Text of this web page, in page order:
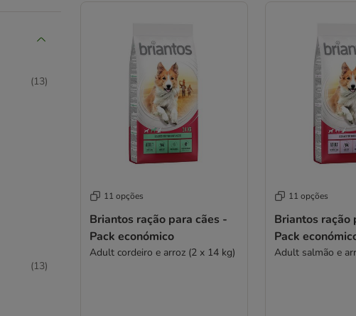
(13)
(13)
11 opções
Briantos ração para cães -
Pack económico
Adult cordeiro e arroz (2 x 14 kg)
11 opções
Briantos ração
Pack